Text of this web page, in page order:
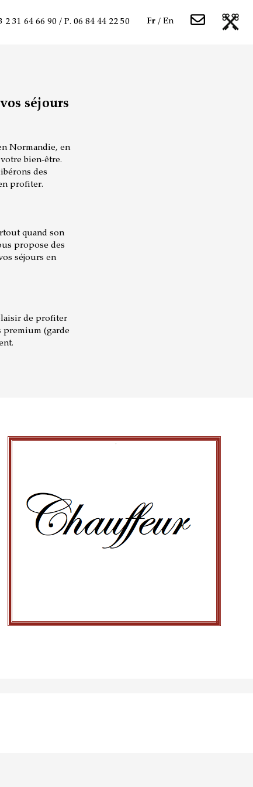
2 31 64 66 90 / P. 06 84 44 22 50 Fr En
séjours
Normandie, en
bien-être.
des
profiter.
quand son
propose des
séjours en
de profiter
premium (garde
Chauffeur
pour plus de renseignements.